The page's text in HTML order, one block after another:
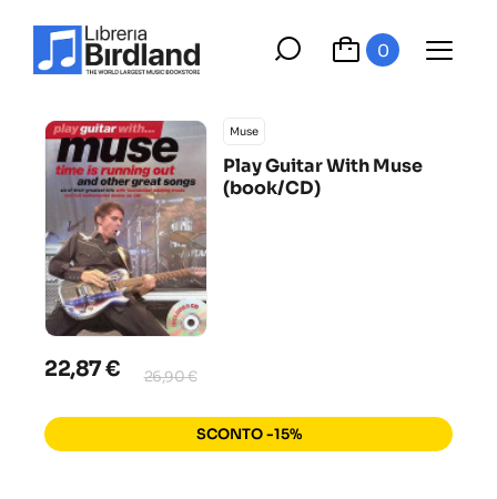
0
Muse
Play Guitar With Muse
(book/CD)
22,87 € 26,90 €
SCONTO -15%